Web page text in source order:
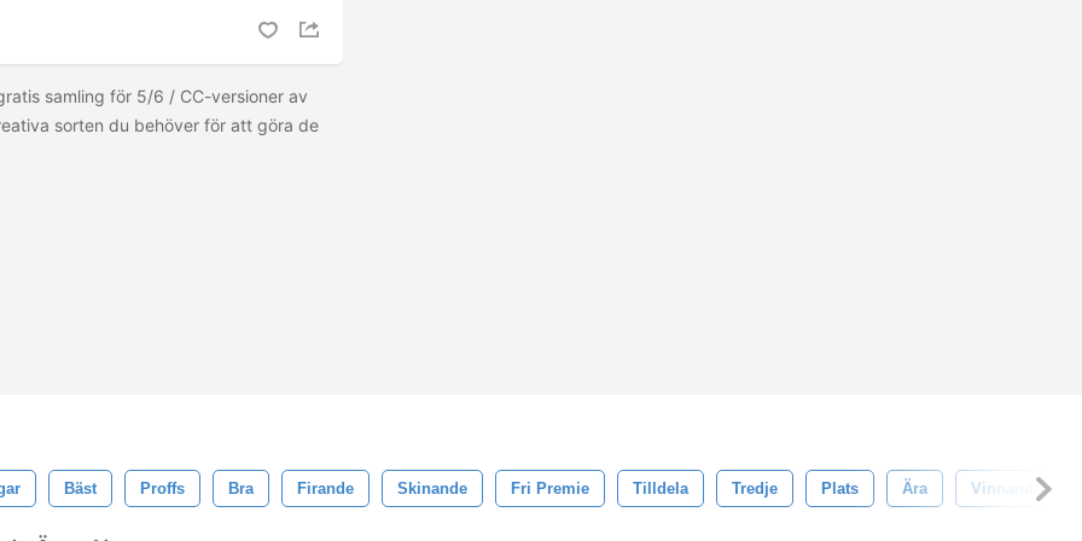
samling för 5/6 / CC-versioner av
sorten du behöver för att göra de
Bäst Proffs Bra Firande Skinande Fri Premie Tilldela Tredje Plats Ära Vinnande